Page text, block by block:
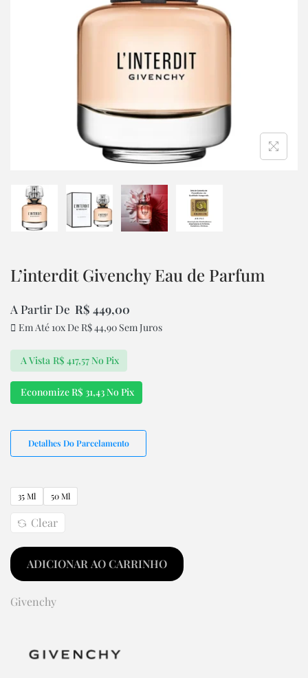
L’interdit Givenchy Eau de Parfum
A Partir De R$ 449,00
Em Até 10x DeR$44,90Sem Juros
A Vista R$ 417,57No Pix
EconomizeR$ 31,43No Pix
Detalhes Do Parcelamento
35 Ml 50 Ml
Clear
ADICIONAR AO CARRINHO
Givenchy